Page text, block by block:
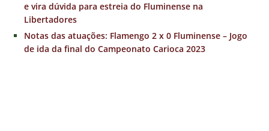
e vira dúvida para estreia do Fluminense na
Libertadores
Notas das atuações: Flamengo 2 x 0 Fluminense – Jogo
de ida da final do Campeonato Carioca 2023